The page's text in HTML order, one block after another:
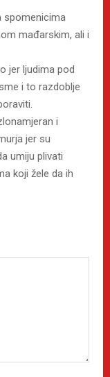
spomenicima
mađarskim, ali i
jer ljudima pod
i to razdoblje
i
jer su
umiju plivati
koji žele da ih